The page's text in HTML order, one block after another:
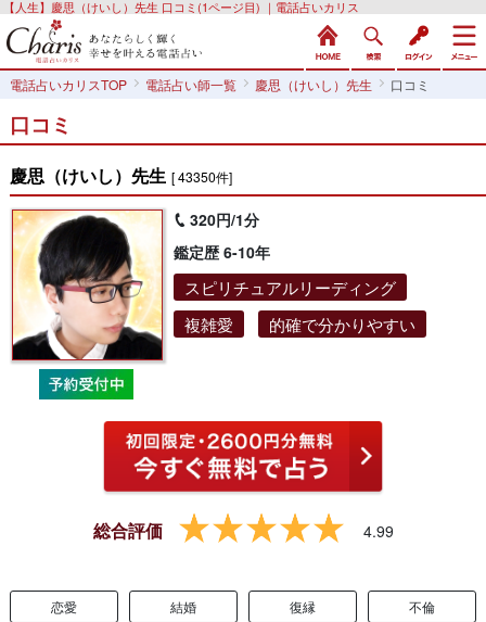
【人生】慶思（けいし）先生 口コミ(1ページ目) ｜電話占いカリス
電話占いカリスTOP 電話占い師一覧 慶思（けいし）先生 口コミ
口コミ
慶思（けいし）先生 [ 43350件]
320円/1分
鑑定歴 6-10年
スピリチュアルリーディング
複雑愛
的確で分かりやすい
総合評価 4.99
恋愛 結婚 復縁 不倫